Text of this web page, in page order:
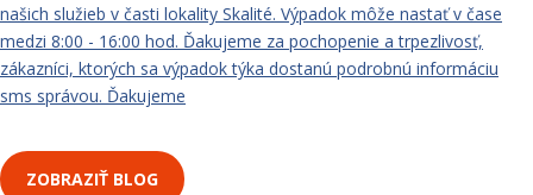
našich služieb v časti lokality Skalité. Výpadok môže nastať v čase
medzi 8:00 - 16:00 hod. Ďakujeme za pochopenie a trpezlivosť,
zákazníci, ktorých sa výpadok týka dostanú podrobnú informáciu
sms správou. Ďakujeme
ZOBRAZIŤ BLOG